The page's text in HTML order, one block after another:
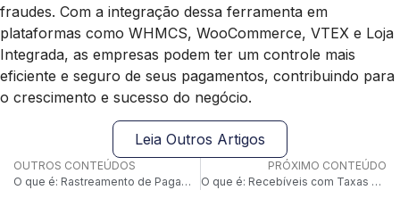
fraudes. Com a integração dessa ferramenta em
plataformas como WHMCS, WooCommerce, VTEX e Loja
Integrada, as empresas podem ter um controle mais
eficiente e seguro de seus pagamentos, contribuindo para
o crescimento e sucesso do negócio.
Leia Outros Artigos
OUTROS CONTEÚDOS
O que é: Rastreamento de Pagamentos Cross-border
PRÓXIMO CONTEÚDO
O que é: Recebíveis com Taxas Reduzidas